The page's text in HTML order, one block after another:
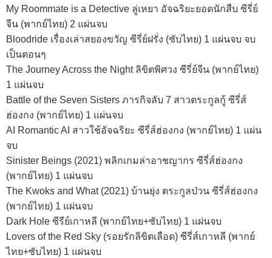
My Roommate is a Detective ลู่เหยา อัจฉริยะยอดนักสืบ ซีรี่ย์
จีน (พากย์ไทย) 2 แผ่นจบ
Bloodride เรื่องเล่าสยองขวัญ ซีรี่ย์ฝรั่ง (ซับไทย) 1 แผ่นจบ จบ
เป็นตอนๆ
The Journey Across the Night ลิขิตพิศวง ซีรี่ย์จีน (พากย์ไทย)
1 แผ่นจบ
Battle of the Seven Sisters ภารกิจลับ 7 สาวตระกูลกู้ ซีรี่ส์
ฮ่องกง (พากย์ไทย) 1 แผ่นจบ
AI Romantic AI สาวใช้อัจฉริยะ ซีรี่ส์ฮ่องกง (พากย์ไทย) 1 แผ่น
จบ
Sinister Beings (2021) พลิกเกมล่าอาชญากร ซีรี่ส์ฮ่องกง
(พากย์ไทย) 1 แผ่นจบ
The Kwoks and What (2021) บ้านยุ่ง ตระกูลป่วน ซีรี่ส์ฮ่องกง
(พากย์ไทย) 1 แผ่นจบ
Dark Hole ซีรีย์เกาหลี (พากย์ไทย+ซับไทย) 1 แผ่นจบ
Lovers of the Red Sky (รอยรักลิขิตเลือด) ซีรี่ส์เกาหลี (พากย์
ไทย+ซับไทย) 1 แผ่นจบ